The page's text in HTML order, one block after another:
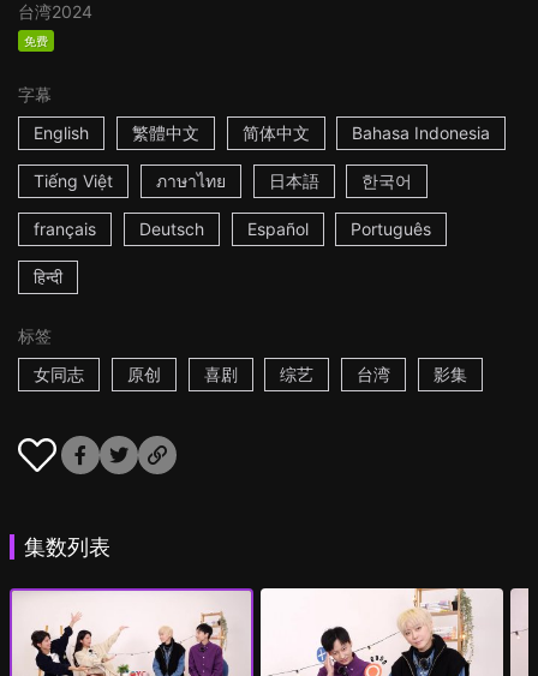
台湾2024
免费
字幕
English
繁體中文 简体中文 Bahasa Indonesia
Tiếng Việt ภาษาไทย 日本語 한국어
français Deutsch Español Português
हिन्दी
标签
女同志
原创 喜剧 综艺 台湾 影集
集数列表